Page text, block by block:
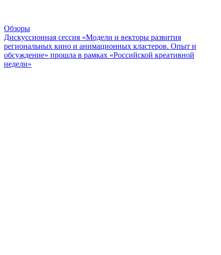
Обзоры
Дискуссионная сессия «Модели и векторы развития
региональных кино и анимационных кластеров. Опыт и
обсуждение» прошла в рамках «Российской креативной
недели»